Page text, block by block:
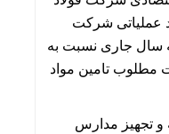
عملیاتی شرکت
خوزستان در ۷ ماهه سال جاری نسبت به
تامین مواد
و تجهیز مدارس